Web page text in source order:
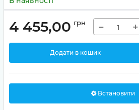
4 455,00 грн − +
Додати в кошик
Встановити